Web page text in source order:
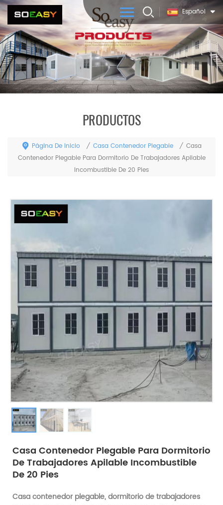
Español
PRODUCTOS
Página De Inicio / Casa Contenedor Plegable / Casa
Contenedor Plegable Para Dormitorio De Trabajadores Apilable
Incombustible De 20 Pies
Casa Contenedor Plegable Para Dormitorio
De Trabajadores Apilable Incombustible
De 20 Pies
Casa contenedor plegable, dormitorio de trabajadores